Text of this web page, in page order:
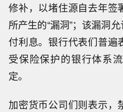
修补，以堵住源自去年签
所产生的“漏洞”；该漏洞
付利息。银行代表们普遍
受保险保护的银行体系
定。
加密货币公司们则表示，